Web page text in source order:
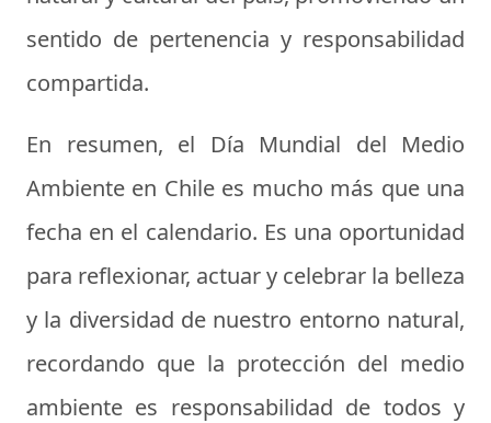
sentido de pertenencia y responsabilidad
compartida.
En resumen, el Día Mundial del Medio
Ambiente en Chile es mucho más que una
fecha en el calendario. Es una oportunidad
para reflexionar, actuar y celebrar la belleza
y la diversidad de nuestro entorno natural,
recordando que la protección del medio
ambiente es responsabilidad de todos y